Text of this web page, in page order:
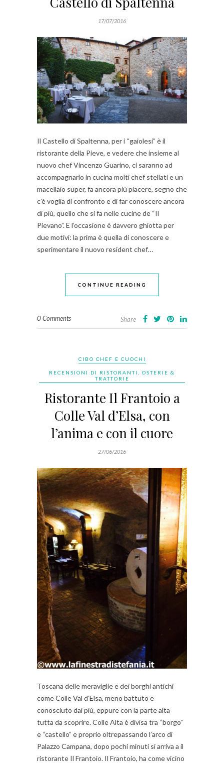
17/07/2016
Il Castello di Spaltenna, per i “gaiolesi” è il
ristorante della Pieve, e vedere che insieme al
nuovo chef Vincenzo Guarino, ci saranno ad
accompagnarlo in cucina molti chef stellati e un
macellaio super, fa ancora più piacere, segno che
c’è voglia di confronto e di far conoscere ancora
di più, quello che si fa nelle cucine de “Il
Pievano”. E l’occasione è davvero ghiotta per
due motivi: la prima è quella di conoscere e
sperimentare il nuovo resident chef…
CONTINUE READING
0 Comments Share
CIBO CHEF E CUOCHI
RECENSIONI DI RISTORANTI, OSTERIE &
TRATTORIE
Ristorante Il Frantoio a
Colle Val d’Elsa, con
l’anima e con il cuore
27/06/2016
Toscana delle meraviglie e dei borghi antichi
come Colle Val d’Elsa, meno battuto e
conosciuto dai più, eppure con la parte alta
tutta da scoprire. Colle Alta è divisa tra “borgo”
e “castello” e proprio oltrepassando l’arco di
Palazzo Campana, dopo pochi minuti si arriva a il
ristorante Il Frantoio. Il Frantoio, ha come vicino